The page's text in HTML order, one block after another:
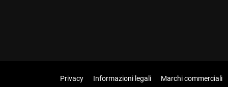
Privacy Informazioni legali Marchi commerciali